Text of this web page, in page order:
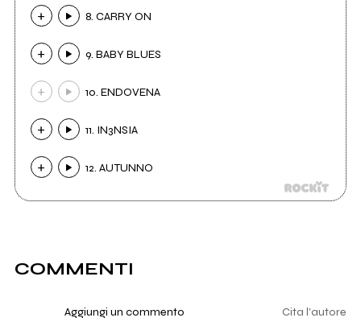
8. CARRY ON
9. BABY BLUES
10. ENDOVENA
11. IN3NSIA
12. AUTUNNO
COMMENTI
Aggiungi un commento Cita l'autore